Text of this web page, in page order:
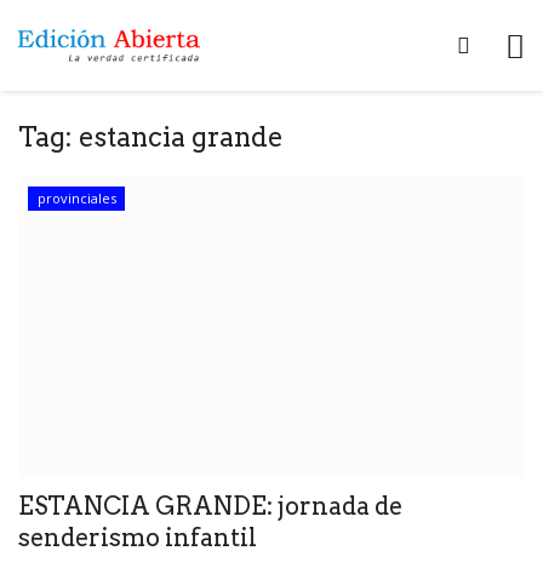
Tag: estancia grande
provinciales
ESTANCIA GRANDE: jornada de
senderismo infantil